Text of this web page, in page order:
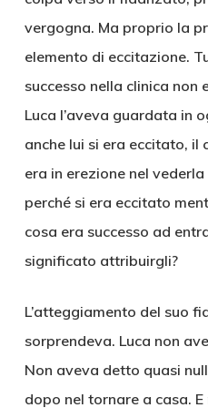
vergogna. Ma proprio la
elemento di eccitazione.
successo nella clinica non
Luca l’aveva guardata in
anche lui si era eccitato, il
era in erezione nel
perché si era eccitato
cosa era successo ad
significato attribuirgli?
L’atteggiamento del suo
sorprendeva. Luca non
Non aveva detto quasi
dopo nel tornare a casa.